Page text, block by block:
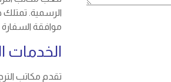
الرسمية. تمتلك
موافقة السفارة
الخدمات
تقدم مكاتب